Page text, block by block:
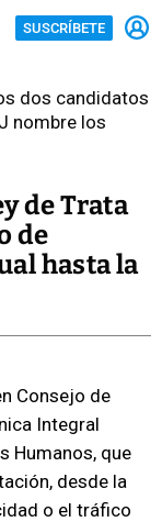
SUSCRÍBETE
dos candidatos
nombre los
de Trata
de
hasta la
Consejo de
Integral
Humanos, que
desde la
o el tráfico